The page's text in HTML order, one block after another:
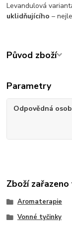
Levandulová
uklidňujícího –
Původ zboží
Parametry
Odpovědná
Zboží
Aromaterapie
Vonné tyčinky